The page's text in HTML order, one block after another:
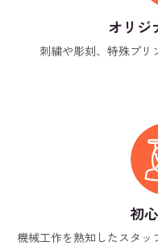
オリジ
刺繍や彫刻、特殊プリ
初
機械工作を熟知したスタッ